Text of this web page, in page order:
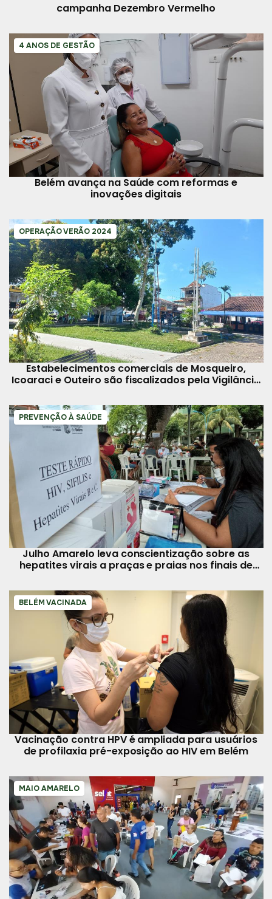
campanha Dezembro Vermelho
4 ANOS DE GESTÃO
Belém avança na Saúde com reformas e
inovações digitais
OPERAÇÃO VERÃO 2024
Estabelecimentos comerciais de Mosqueiro,
Icoaraci e Outeiro são fiscalizados pela Vigilância
PREVENÇÃO À SAÚDE
Julho Amarelo leva conscientização sobre as
hepatites virais a praças e praias nos finais de
BELÉM VACINADA
Vacinação contra HPV é ampliada para usuários
de profilaxia pré-exposição ao HIV em Belém
MAIO AMARELO